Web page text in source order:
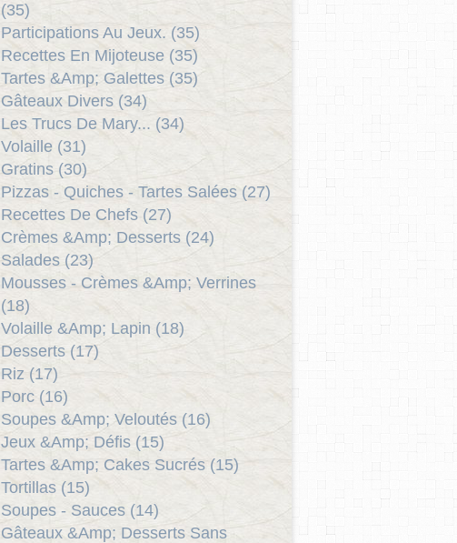
(35)
Participations Au Jeux. (35)
Recettes En Mijoteuse (35)
Tartes &Amp; Galettes (35)
Gâteaux Divers (34)
Les Trucs De Mary... (34)
Volaille (31)
Gratins (30)
Pizzas - Quiches - Tartes Salées (27)
Recettes De Chefs (27)
Crèmes &Amp; Desserts (24)
Salades (23)
Mousses - Crèmes &Amp; Verrines
(18)
Volaille &Amp; Lapin (18)
Desserts (17)
Riz (17)
Porc (16)
Soupes &Amp; Veloutés (16)
Jeux &Amp; Défis (15)
Tartes &Amp; Cakes Sucrés (15)
Tortillas (15)
Soupes - Sauces (14)
Gâteaux &Amp; Desserts Sans